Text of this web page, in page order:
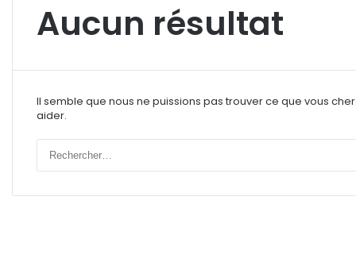
Aucun résultat
Il semble que nous ne puissions pas trouver ce que vous
aider.